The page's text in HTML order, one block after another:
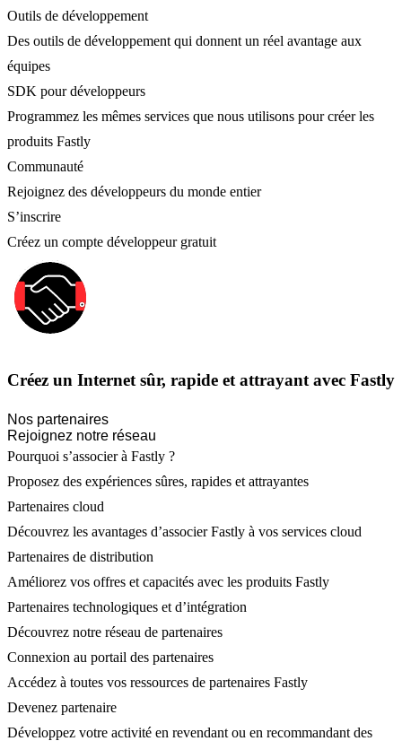
Outils de développement
Des outils de développement qui donnent un réel avantage aux
équipes
SDK pour développeurs
Programmez les mêmes services que nous utilisons pour créer les
produits Fastly
Communauté
Rejoignez des développeurs du monde entier
S’inscrire
Créez un compte développeur gratuit
Créez un Internet sûr, rapide et attrayant avec Fastly
Nos partenaires
Rejoignez notre réseau
Pourquoi s’associer à Fastly ?
Proposez des expériences sûres, rapides et attrayantes
Partenaires cloud
Découvrez les avantages d’associer Fastly à vos services cloud
Partenaires de distribution
Améliorez vos offres et capacités avec les produits Fastly
Partenaires technologiques et d’intégration
Découvrez notre réseau de partenaires
Connexion au portail des partenaires
Accédez à toutes vos ressources de partenaires Fastly
Devenez partenaire
Développez votre activité en revendant ou en recommandant des